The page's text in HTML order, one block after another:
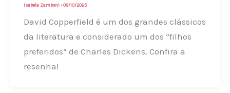
Isabela Zamboni •08/10/2025
David Copperfield é um dos grandes clássicos
da literatura e considerado um dos “filhos
preferidos” de Charles Dickens. Confira a
resenha!